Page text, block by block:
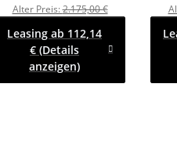
-155R13
Alter Preis:2.175,00 €
Leasing ab 112,14
€ (Details
anzeigen)
-